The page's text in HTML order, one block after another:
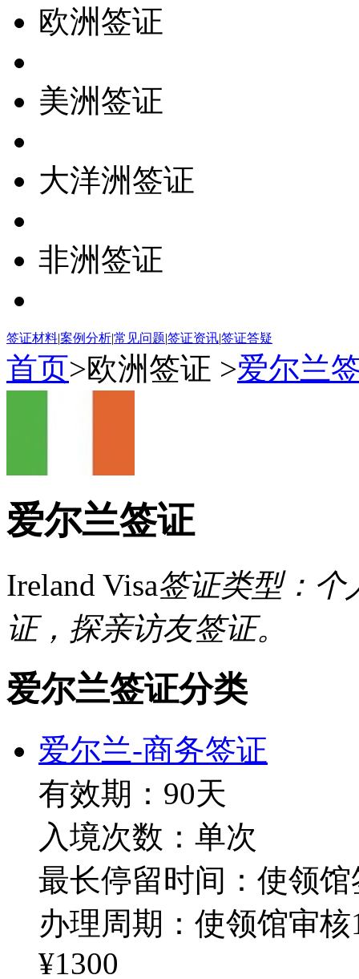
欧洲签证
美洲签证
大洋洲签证
非洲签证
签证材料|案例分析|常见问题|签证资讯|签证答疑
首页>欧洲签证 >爱尔兰
爱尔兰签证
Ireland Visa签证类型：个
证，探亲访友签证。
爱尔兰签证分类
爱尔兰-商务签证
有效期：90天
入境次数：单次
最长停留时间：使领
办理周期：使领馆审
¥1300